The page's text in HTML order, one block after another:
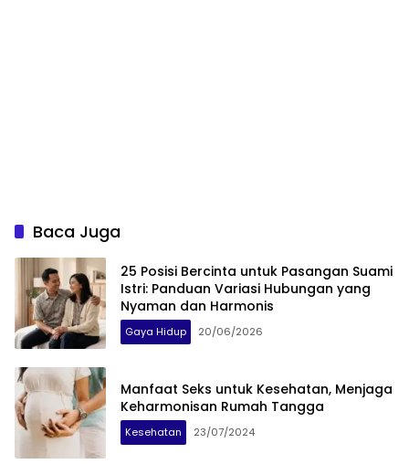
Baca Juga
25 Posisi Bercinta untuk Pasangan Suami
Istri: Panduan Variasi Hubungan yang
Nyaman dan Harmonis
Gaya Hidup 20/06/2026
Manfaat Seks untuk Kesehatan, Menjaga
Keharmonisan Rumah Tangga
Kesehatan 23/07/2024